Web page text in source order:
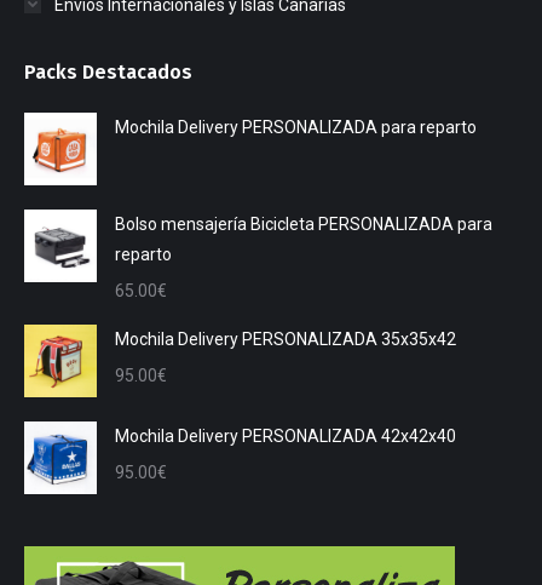
Envios Internacionales y Islas Canarias
Packs Destacados
Mochila Delivery PERSONALIZADA para reparto
Bolso mensajería Bicicleta PERSONALIZADA para
reparto
65.00€
Mochila Delivery PERSONALIZADA 35x35x42
95.00€
Mochila Delivery PERSONALIZADA 42x42x40
95.00€